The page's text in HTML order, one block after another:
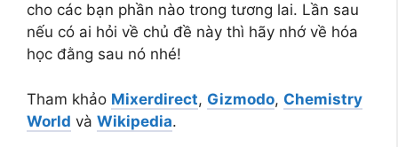
cho các bạn phần nào trong tương lai. Lần sau
nếu có ai hỏi về chủ đề này thì hãy nhớ về hóa
học đằng sau nó nhé!
Tham khảo Mixerdirect, Gizmodo, Chemistry
World và Wikipedia.